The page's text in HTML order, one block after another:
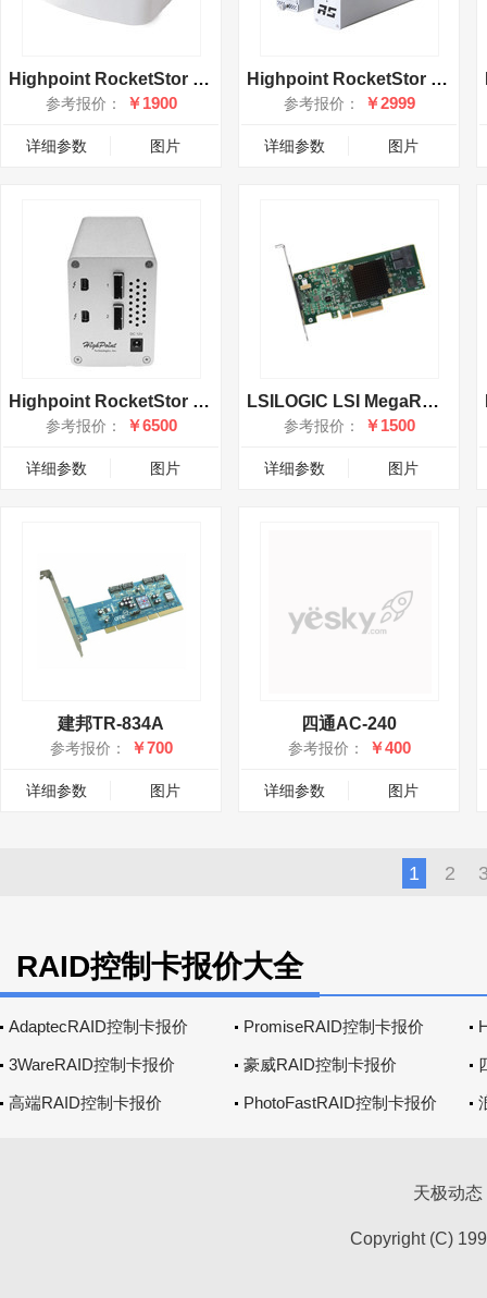
Highpoint RocketStor 5212
参考报价： ￥1900
详细参数 图片
Highpoint RocketStor 6361A
参考报价： ￥2999
详细参数 图片
Highpoint RocketStor 6328
参考报价： ￥6500
详细参数 图片
LSILOGIC LSI MegaRAID SAS 9341-8i
参考报价： ￥1500
详细参数 图片
建邦TR-834A
参考报价： ￥700
详细参数 图片
四通AC-240
参考报价： ￥400
详细参数 图片
1 2
RAID控制卡报价大全
AdaptecRAID控制卡报价 PromiseRAID控制卡报价
3WareRAID控制卡报价 豪威RAID控制卡报价
高端RAID控制卡报价 PhotoFastRAID控制卡报价
天极动态
Copyright (C)